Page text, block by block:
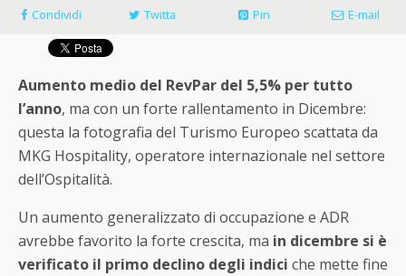
Condividi Twitta Pin E-mail
Aumento medio del RevPar del 5,5% per tutto
l’anno, ma con un forte rallentamento in Dicembre:
questa la fotografia del Turismo Europeo scattata da
MKG Hospitality, operatore internazionale nel settore
dell’Ospitalità.
Un aumento generalizzato di occupazione e ADR
avrebbe favorito la forte crescita, ma in dicembre si è
verificato il primo declino degli indici che mette fine